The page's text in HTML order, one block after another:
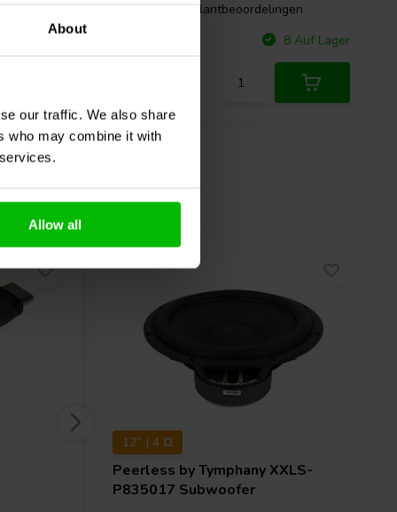
About
our traffic. We also share
who may combine it with
Allow all
0 klantbeoordelingen
8 Auf Lager
12" | 4 Ω
Peerless by Tymphany XXLS-
P835017 Subwoofer